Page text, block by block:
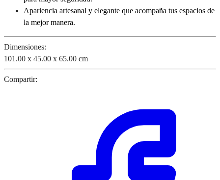
Apariencia artesanal y elegante que acompaña tus espacios de
la mejor manera.
Dimensiones:
101.00 x 45.00 x 65.00 cm
Compartir: